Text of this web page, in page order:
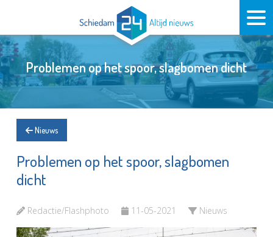
Problemen op het spoor, slagbomen dicht
Nieuws
Problemen op het spoor, slagbomen
dicht
Redactie/Flashphoto 11-05-2021 Nieuws